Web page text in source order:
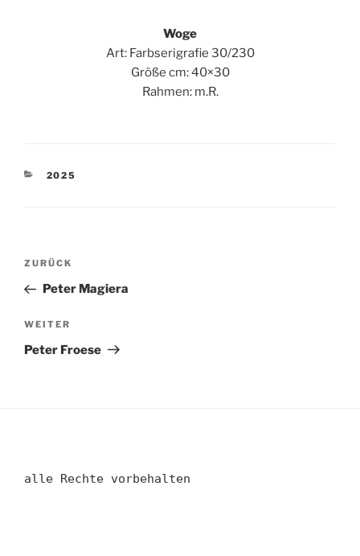
Woge
Art: Farbserigrafie 30/230
Größe cm: 40×30
Rahmen: m.R.
KATEGORIEN
2025
Beitragsnavigation
Vorheriger
Beitrag
ZURÜCK
Peter Magiera
Nächster
Beitrag
WEITER
Peter Froese
alle Rechte vorbehalten